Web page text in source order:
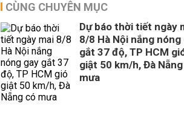
CÙNG CHUYÊN MỤC
Dự báo thời tiết ngày
8/8 Hà Nội nắng nóng
gắt 37 độ, TP HCM
giật 50 km/h, Đà
mưa